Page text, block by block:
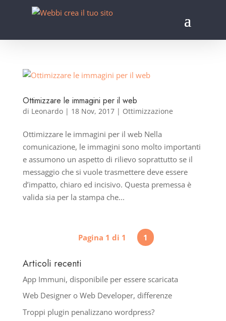
Ottimizzare le immagini per il web
di Leonardo| 18 Nov, 2017| Ottimizzazione
Ottimizzare le immagini per il web Nella
comunicazione, le immagini sono molto importanti
e assumono un aspetto di rilievo soprattutto se il
messaggio che si vuole trasmettere deve essere
d’impatto, chiaro ed incisivo. Questa premessa è
valida sia per la stampa che...
Pagina 1 di 1 1
Articoli recenti
App Immuni, disponibile per essere scaricata
Web Designer o Web Developer, differenze
Troppi plugin penalizzano wordpress?